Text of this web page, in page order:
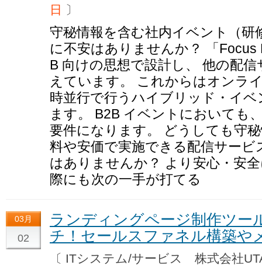
日
〕
守秘情報を含む社内イベント（研
に不安はありませんか？ 「Focus
B 向けの思想で設計し、 他の配
えています。 これからはオンラ
時並行で行うハイブリッド・イ
ます。 B2B イベントにおいても
要件になります。 どうしても守
料や安価で実施できる配信サー
はありませんか？ より安心・安
際にも次の一手が打てる
03月
02
ランディングページ制作ツー
チ！セールスファネル構築や
〔 ITシステム/サービス 株式会社